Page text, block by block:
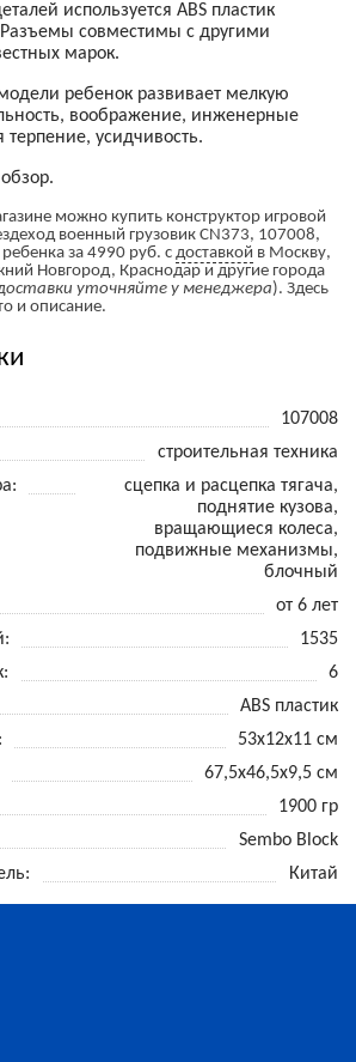
используется ABS пластик
Разъемы совместимы с другими
марок.
ребенок развивает мелкую
воображение, инженерные
усидчивость.
можно купить конструктор игровой
военный грузовик CN373, 107008,
за 4990 руб. с доставкой в Москву,
Новгород, Краснодар и другие города
уточняйте у менеджера). Здесь
и описание.
107008
строительная техника
сцепка и расцепка тягача,
поднятие кузова,
вращающиеся колеса,
подвижные механизмы,
блочный
от 6 лет
1535
6
ABS пластик
53х12х11 см
67,5х46,5х9,5 см
1900 гр
Sembo Block
Китай